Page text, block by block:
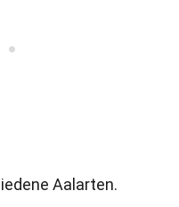
Aalarten.